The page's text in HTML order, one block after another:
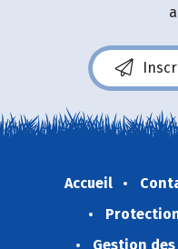
Accueil
Gestion